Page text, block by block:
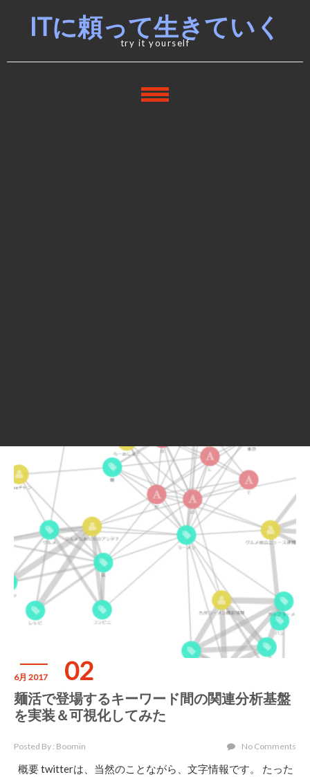
navigation
contentITに頼って生きていく
try it yourself
6月 2017 02
麺活で登場するキーワード間の関連分析基盤
を実装＆可視化してみた
Posted By : Boomin No Comments
概要 twitterは、当然のことながら、文字情報です。 たった